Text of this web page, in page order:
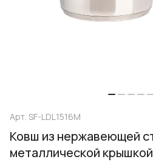
Арт. SF-LDL1516M
Ковш из нержавеющей
металлической